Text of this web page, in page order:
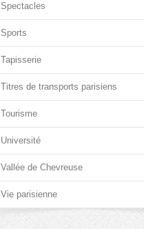
Spectacles
Sports
Tapisserie
Titres de transports parisiens
Tourisme
Université
Vallée de Chevreuse
Vie parisienne